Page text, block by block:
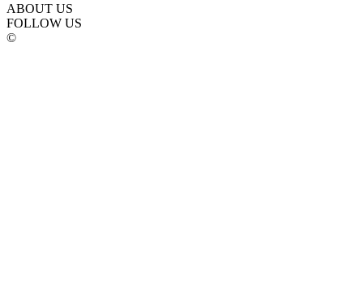
ABOUT US
FOLLOW US
©